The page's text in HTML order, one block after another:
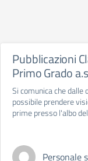
Pubblicazioni
Primo Grado
Si comunica che
possibile prendere
prime presso l'albo
Personale